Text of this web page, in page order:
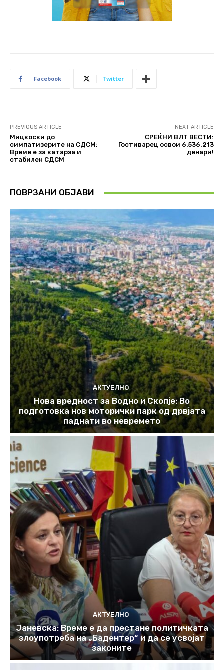
Facebook Twitter
PREVIOUS ARTICLE
Мицкоски до
симпатизерите на СДСМ:
Време е за катарза и
стабилен СДСМ
NEXT ARTICLE
СРЕЌНИ ВЛТ ВЕСТИ:
Гостиварец освои 6.536.213
денари!
ПОВРЗАНИ ОБЈАВИ
АКТУЕЛНО
Нова вредност за Водно и Скопје: Во
подготовка нов моторички парк од дрвјата
паднати во невремето
АКТУЕЛНО
Јаневска: Време е да престане политичката
злоупотреба на „Бадентер“ и да се усвојат
законите